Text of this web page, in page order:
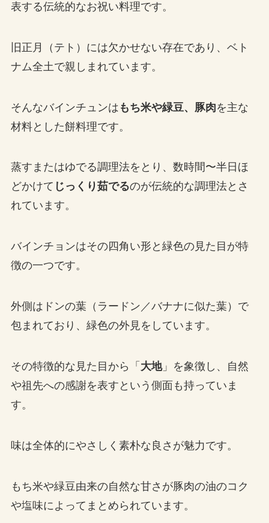
表する伝統的なお祝い料理です。
旧正月（テト）には欠かせない存在であり、ベト
ナム全土で親しまれています。
そんなバインチュンは もち米や緑豆、豚肉を主な
材料とした餅料理です。
蒸すまたはゆでる調理法をとり、数時間〜半日ほ
どかけて じっくり茹でるのが伝統的な調理法とさ
れています。
バインチョンはその四角い形と緑色の見た目が特
徴の一つです。
外側はドンの葉（ラードン／バナナに似た葉）で
包まれており、緑色の外見をしています。
その特徴的な見た目から「 大地」を象徴し、自然
や祖先への感謝を表すという側面も持っていま
す。
味は全体的にやさしく素朴な良さが魅力です。
もち米や緑豆由来の自然な甘さが豚肉の油のコク
や塩味によってまとめられています。